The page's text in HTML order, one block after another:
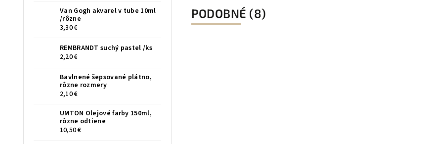
Van Gogh akvarel v tube 10ml
/rôzne
3,30 €
REMBRANDT suchý pastel /ks
2,20 €
Bavlnené šepsované plátno,
rôzne rozmery
2,10 €
UMTON Olejové farby 150ml,
rôzne odtiene
10,50 €
PODOBNÉ (8)